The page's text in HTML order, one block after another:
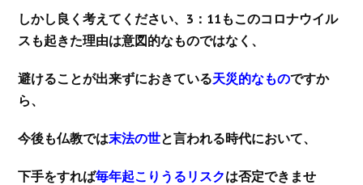
しかし良く考えてください、3：11もこのコロナウイル
スも起きた理由は意図的なものではなく、
避けることが出来ずにおきている天災的なものですか
ら、
今後も仏教では末法の世と言われる時代において、
下手をすれば毎年起こりうるリスクは否定できませ